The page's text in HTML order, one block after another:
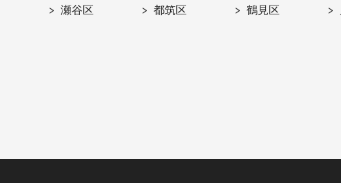
瀬谷区 都筑区 鶴見区